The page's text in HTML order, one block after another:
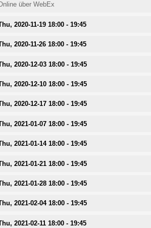
über WebEx
2020-11-19 18:00 - 19:45
2020-11-26 18:00 - 19:45
2020-12-03 18:00 - 19:45
2020-12-10 18:00 - 19:45
2020-12-17 18:00 - 19:45
2021-01-07 18:00 - 19:45
2021-01-14 18:00 - 19:45
2021-01-21 18:00 - 19:45
2021-01-28 18:00 - 19:45
2021-02-04 18:00 - 19:45
2021-02-11 18:00 - 19:45